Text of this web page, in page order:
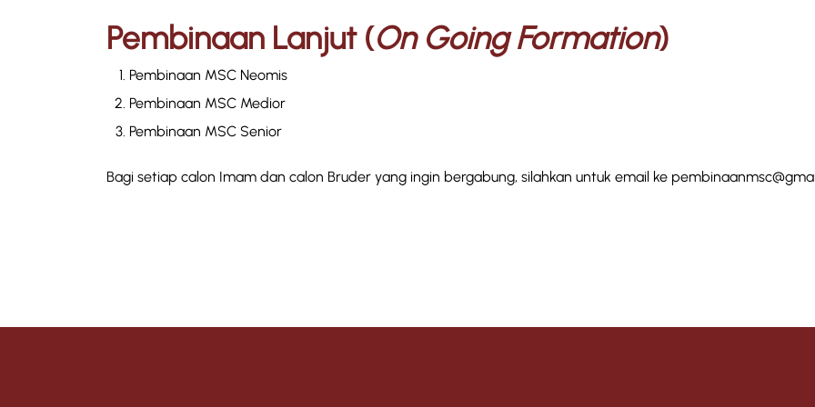
Pembinaan Lanjut (On Going Formation)
Pembinaan MSC Neomis
Pembinaan MSC Medior
Pembinaan MSC Senior
Bagi setiap calon Imam dan calon Bruder yang ingin bergabung, silahkan untuk email ke